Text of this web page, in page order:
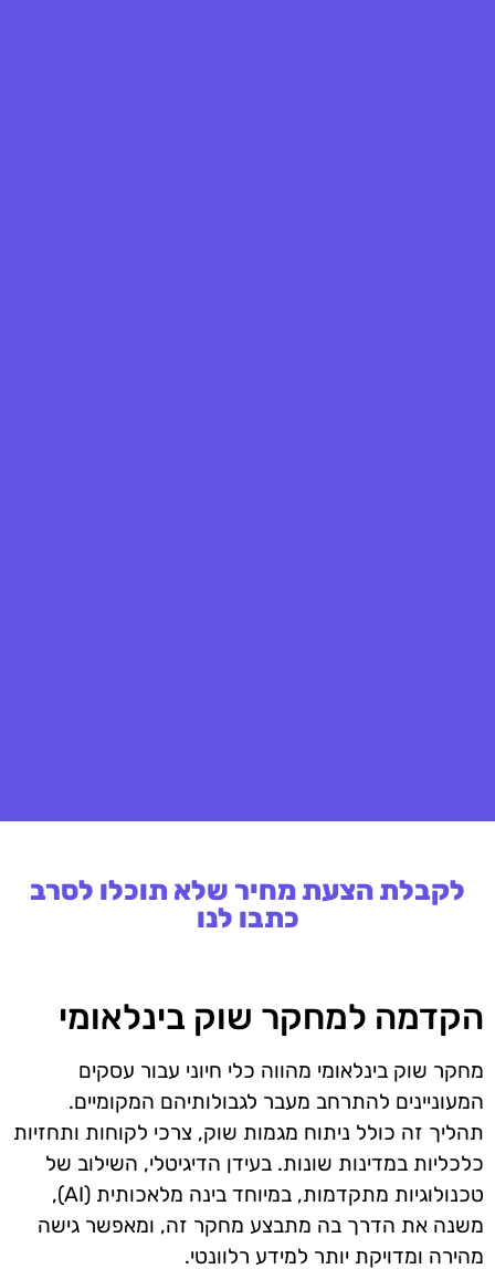
לקבלת הצעת מחיר שלא תוכלו לסרב
כתבו לנו
הקדמה למחקר שוק בינלאומי
מחקר שוק בינלאומי מהווה כלי חיוני עבור עסקים
המעוניינים להתרחב מעבר לגבולותיהם המקומיים.
תהליך זה כולל ניתוח מגמות שוק, צרכי לקוחות ותחזיות
כלכליות במדינות שונות. בעידן הדיגיטלי, השילוב של
טכנולוגיות מתקדמות, במיוחד בינה מלאכותית (AI),
משנה את הדרך בה מתבצע מחקר זה, ומאפשר גישה
מהירה ומדויקת יותר למידע רלוונטי.